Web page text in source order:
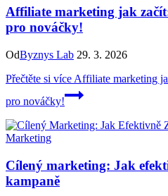
Affiliate marketing jak
pro nováčky!
OdByznys Lab 29. 3. 2026
Přečtěte si více Affiliate marketing
pro nováčky!
Marketing
Cílený marketing: Jak
kampaně